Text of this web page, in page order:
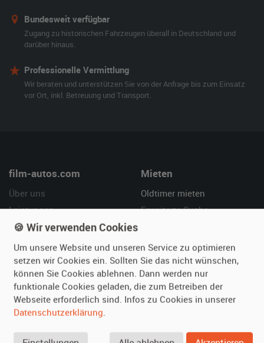
Bundesweit verfügbar
Zugang zu historischen Fahrzeugen überall in Deutschland und
darüber hinaus.
Professionelle Vermittlung
Wir beraten und unterstützen Sie von der Anfrage bis zum Einsatz
vor Ort, inkl. Betreuung und Transport.
film-autos.com
Über uns
Leistungen
Referenzen
Kundenmeinungen
Mieten
Oldtimer mieten
Erweiterte Suche
Service
Vermieten
Oldtimer anmelden
Fotos senden
Hilfe
Häufige Fragen (FAQ)
🍪 Wir verwenden Cookies
Um unsere Website und unseren Service zu optimieren
setzen wir Cookies ein. Sollten Sie das nicht wünschen,
können Sie Cookies ablehnen. Dann werden nur
funktionale Cookies geladen, die zum Betreiben der
Webseite erforderlich sind. Infos zu Cookies in unserer
Datenschutzerklärung.